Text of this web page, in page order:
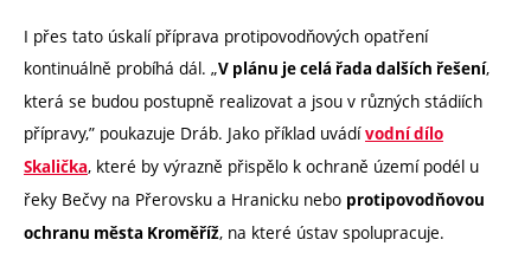
I přes tato úskalí příprava protipovodňových opatření
kontinuálně probíhá dál. „V plánu je celá řada dalších řešení,
která se budou postupně realizovat a jsou v různých stádiích
přípravy,” poukazuje Dráb. Jako příklad uvádívodní dílo
Skalička, které by výrazně přispělo k ochraně území podél u
řeky Bečvy na Přerovsku a Hranicku nebo protipovodňovou
ochranu města Kroměříž, na které ústav spolupracuje.